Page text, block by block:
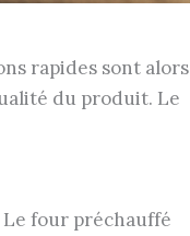
rapides sont alors
du produit. Le
Le four préchauffé